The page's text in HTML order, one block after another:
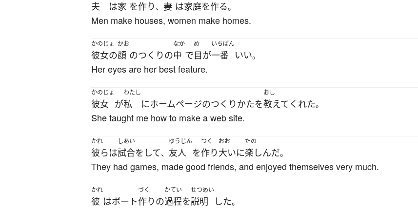
夫 は家 を作り、 妻 は家庭を作る。
Men make houses, women make homes.
かのじょ
彼女の
かお
顔 のつくりの
なか
中 で
め
目が
いちばん
一番 いい。
Her eyes are her best feature.
かのじょ
彼女 が
わたし
私 にホームページのつくりかたを
おし
教えて くれた。
She taught me how to make a web site.
かれ
彼らは
しあい
試合を して、
ゆうじん
友人 を
つく
作り
おお
大いに
たの
楽しんだ。
They had games, made good friends, and enjoyed themselves very much.
かれ
彼 はボート
づく
作りの
かてい
過程を
せつめい
説明 した。